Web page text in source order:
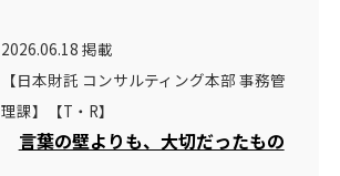
2026.06.18 掲載
【日本財託 コンサルティング本部 事務管
理課】【T・R】
言葉の壁よりも、大切だったもの